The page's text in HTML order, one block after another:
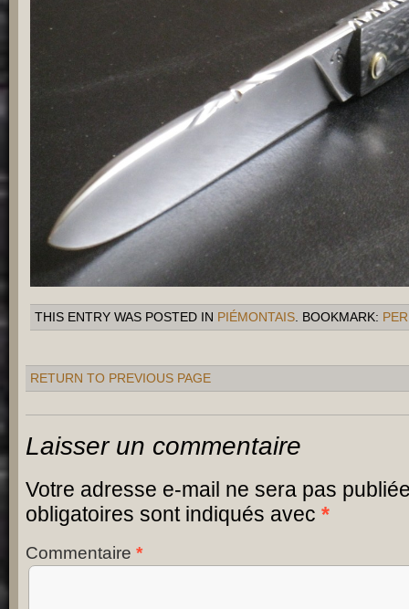
THIS ENTRY WAS POSTED IN PIÉMONTAIS . BOOKMARK:
RETURN TO PREVIOUS PAGE
Laisser un commentaire
Votre adresse e-mail ne sera pas
obligatoires sont indiqués avec *
Commentaire *